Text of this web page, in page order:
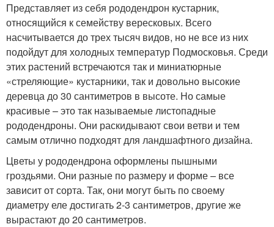
Представляет из себя рододендрон кустарник,
относящийся к семейству вересковых. Всего
насчитывается до трех тысяч видов, но не все из них
подойдут для холодных температур Подмосковья. Среди
этих растений встречаются так и миниатюрные
«стреляющие» кустарники, так и довольно высокие
деревца до 30 сантиметров в высоте. Но самые
красивые – это так называемые листопадные
рододендроны. Они раскидывают свои ветви и тем
самым отлично подходят для ландшафтного дизайна.
Цветы у рододендрона оформлены пышными
гроздьями. Они разные по размеру и форме – все
зависит от сорта. Так, они могут быть по своему
диаметру еле достигать 2-3 сантиметров, другие же
вырастают до 20 сантиметров.